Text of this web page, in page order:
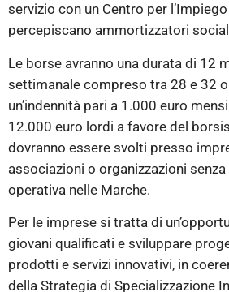
servizio con un Centro per
percepiscano ammortizzatori
Le borse avranno una durata di 12
settimanale compreso tra 28 e 32
un’indennità pari a 1.000 euro
12.000 euro lordi a favore del
dovranno essere svolti presso
associazioni o organizzazioni
operativa nelle Marche.
Per le imprese si tratta di
giovani qualificati e sviluppare
prodotti e servizi innovativi, in
della Strategia di Specializzazione